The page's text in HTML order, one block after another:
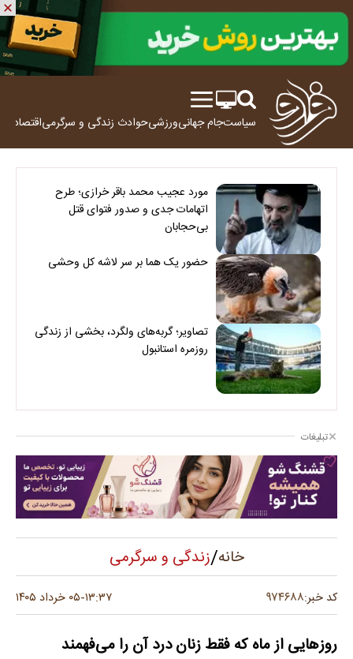
سیاستجام جهانیورزشیحوادث زندگی و سرگرمیاقتصاد
مورد عجیب محمد باقر خرازی؛ طرح
اتهامات جدی و صدور فتوای قتل
بی‌حجابان
حضور یک هما بر سر لاشه‌ کل وحشی
تصاویر؛ گربه‌های ولگرد، بخشی از زندگی
روزمره استانبول
تبلیغات
خانه/زندگی و سرگرمی
کد خبر:۹۷۴۶۸۸ ۱۳:۳۷-۰۵ خرداد ۱۴۰۵
روزهایی از ماه که فقط زنان درد آن را می‌فهمند